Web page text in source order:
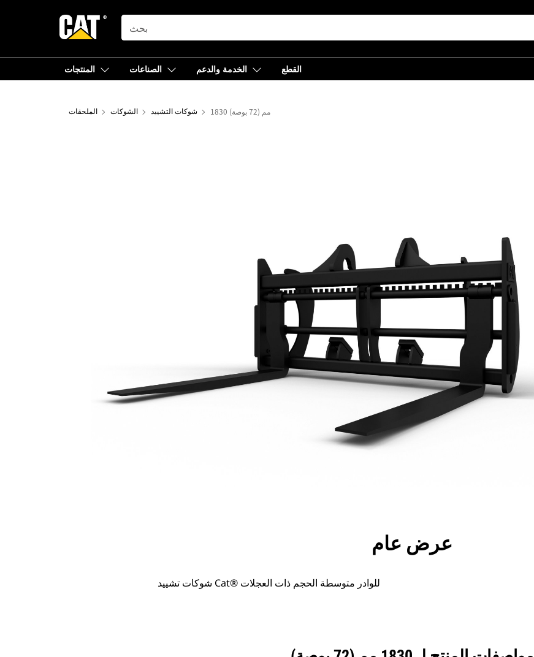
SEARCH
المنتجات الصناعات الخدمة والدعم القطع
الملحقات الشوكات شوكات التشييد 1830 مم (72 بوصة)
الأدوات
عرض عام
شوكات تشييد Cat®‎ للوادر متوسطة الحجم ذات العجلات